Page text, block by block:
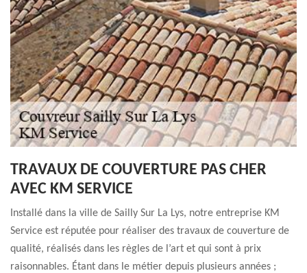
TRAVAUX DE COUVERTURE PAS CHER
AVEC KM SERVICE
Installé dans la ville de Sailly Sur La Lys, notre entreprise KM
Service est réputée pour réaliser des travaux de couverture de
qualité, réalisés dans les règles de l’art et qui sont à prix
raisonnables. Étant dans le métier depuis plusieurs années ;